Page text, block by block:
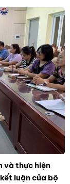
và thực hiện
luận của bộ